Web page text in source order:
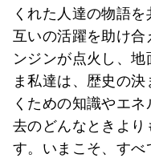
くれた人達の物語を
互いの活躍を助け
ンジンが点火し、
ま私達は、歴史の
くための知識やエ
去のどんなときより
す。いまこそ、す